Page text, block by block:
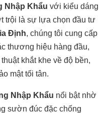
Nhập Khẩu với kiểu dáng
trội là sự lựa chọn đầu tư
Định, chúng tôi cung cấp
thương hiệu hàng đầu,
khắt khe về độ bền,
mật tối tân.
Nhập Khẩu nổi bật nhờ
sườn đúc đặc chống